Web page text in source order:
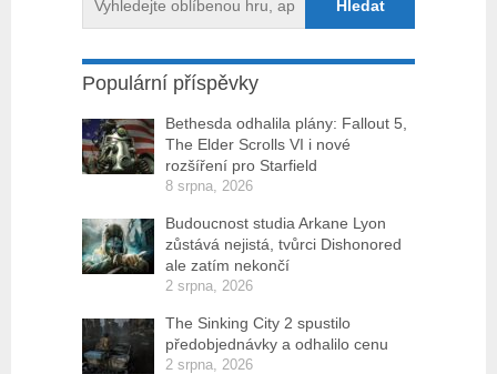
Populární příspěvky
Bethesda odhalila plány: Fallout 5,
The Elder Scrolls VI i nové
rozšíření pro Starfield
8 srpna, 2026
Budoucnost studia Arkane Lyon
zůstává nejistá, tvůrci Dishonored
ale zatím nekončí
2 srpna, 2026
The Sinking City 2 spustilo
předobjednávky a odhalilo cenu
2 srpna, 2026